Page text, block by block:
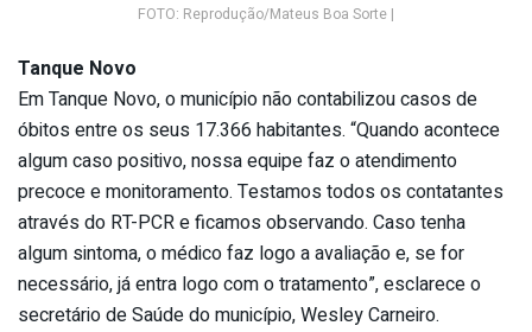
FOTO: Reprodução/Mateus Boa Sorte |
Tanque Novo
Em Tanque Novo, o município não contabilizou casos de
óbitos entre os seus 17.366 habitantes. “Quando acontece
algum caso positivo, nossa equipe faz o atendimento
precoce e monitoramento. Testamos todos os contatantes
através do RT-PCR e ficamos observando. Caso tenha
algum sintoma, o médico faz logo a avaliação e, se for
necessário, já entra logo com o tratamento”, esclarece o
secretário de Saúde do município, Wesley Carneiro.